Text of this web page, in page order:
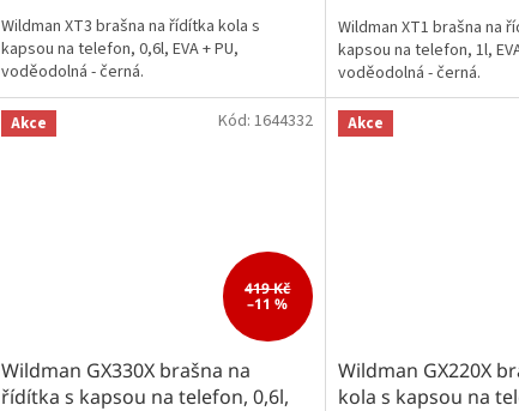
Wildman XT3 brašna na řídítka kola s
kapsou na telefon, 0,6l, EVA + PU,
voděodolná - černá.
Wildman XT1 brašna na
kapsou na telefon, 1l,
voděodolná - černá.
Akce
419 Kč
–11 %
Wildman GX330X brašna na
řídítka s kapsou na telefon, 0,6l,
Kód: 1644332 Akce
Wildman GX220X
kola s kapsou na